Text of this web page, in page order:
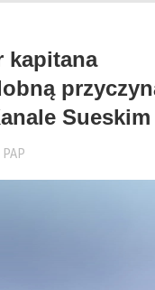
kapitana
Sueskim
PAP